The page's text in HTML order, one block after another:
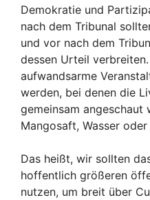
Demokratie und
nach dem Tribunal
und vor nach dem
dessen Urteil
aufwandsarme
werden, bei denen die
gemeinsam angeschaut
Mangosaft, Wasser
Das heißt, wir sollten
hoffentlich größeren
nutzen, um breit über